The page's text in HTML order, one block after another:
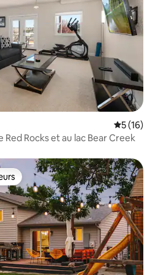
Note
5 (16)
Rocks et au lac Bear Creek
parmi les plus aimés